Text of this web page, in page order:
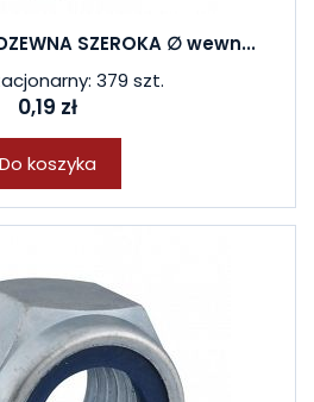
SZEROKA ∅ wewn...
379 szt.
0,19 zł
Do koszyka